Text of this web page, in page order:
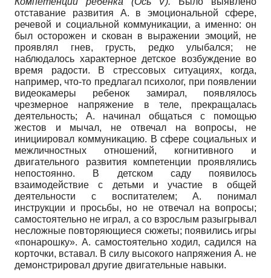
отставание развития А. в эмоциональной сфере,
речевой и социальной коммуникации, а именно: он
был осторожен и скован в выражении эмоций, не
проявлял гнев, грусть, редко улыбался; не
наблюдалось характерное детское возбуждение во
время радости. В стрессовых ситуациях, когда,
например, что-то предлагал психолог, при появлении
видеокамеры ребенок замирал, появлялось
чрезмерное напряжение в теле, прекращалась
деятельность; А. начинал общаться с помощью
жестов и мычал, не отвечал на вопросы, не
инициировал коммуникацию. В сфере социальных и
межличностных отношений, когнитивного и
двигательного развития компетенции проявлялись
непостоянно. В детском саду появилось
взаимодействие с детьми и участие в общей
деятельности с воспитателем; А. понимал
инструкции и просьбы, но не отвечал на вопросы;
самостоятельно не играл, а со взрослым разыгрывал
несложные повторяющиеся сюжеты; появились игры
«понарошку». А. самостоятельно ходил, садился на
корточки, вставал. В силу высокого напряжения А. не
демонстрировал другие двигательные навыки.